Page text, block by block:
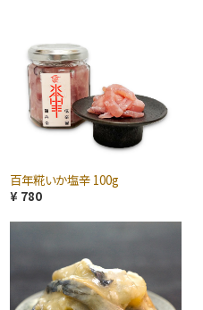
百年糀いか塩辛 100g
¥ 780